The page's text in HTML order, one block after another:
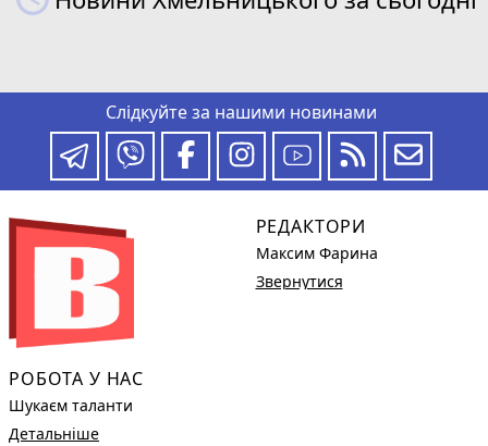
Слідкуйте за нашими новинами
РОБОТА У НАС
Шукаєм таланти
Детальніше
РЕДАКТОРИ
Максим Фарина
Звернутися